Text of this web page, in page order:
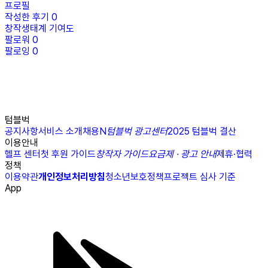
프로필
작성한 후기 0
창작생태계 기여도
팔로워 0
팔로잉 0
텀블벅
공지사항서비스 소개채용N텀블벅 광고센터2025 텀블벅 결산
이용안내
헬프 센터첫 후원 가이드창작자 가이드요금제 · 광고 안내제휴·협력
정책
이용약관개인정보처리방침청소년보호정책프로젝트 심사 기준
App